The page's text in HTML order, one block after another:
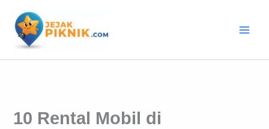
konten
10 Rental Mobil di